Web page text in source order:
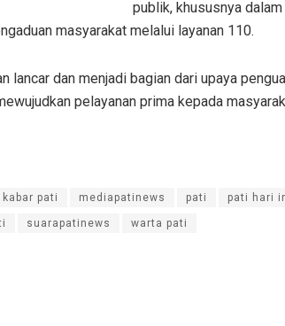
publik, khususnya
masyarakat melalui layanan 110.
lancar dan menjadi bagian dari upaya
pelayanan prima kepada
kabar pati mediapatinews pati pati hari
suarapatinews warta pati